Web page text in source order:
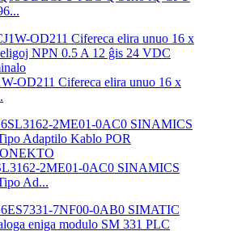
OD211 Cifereca elira unuo 16 x
2ME01-0AC0 SINAMICS
Ad...